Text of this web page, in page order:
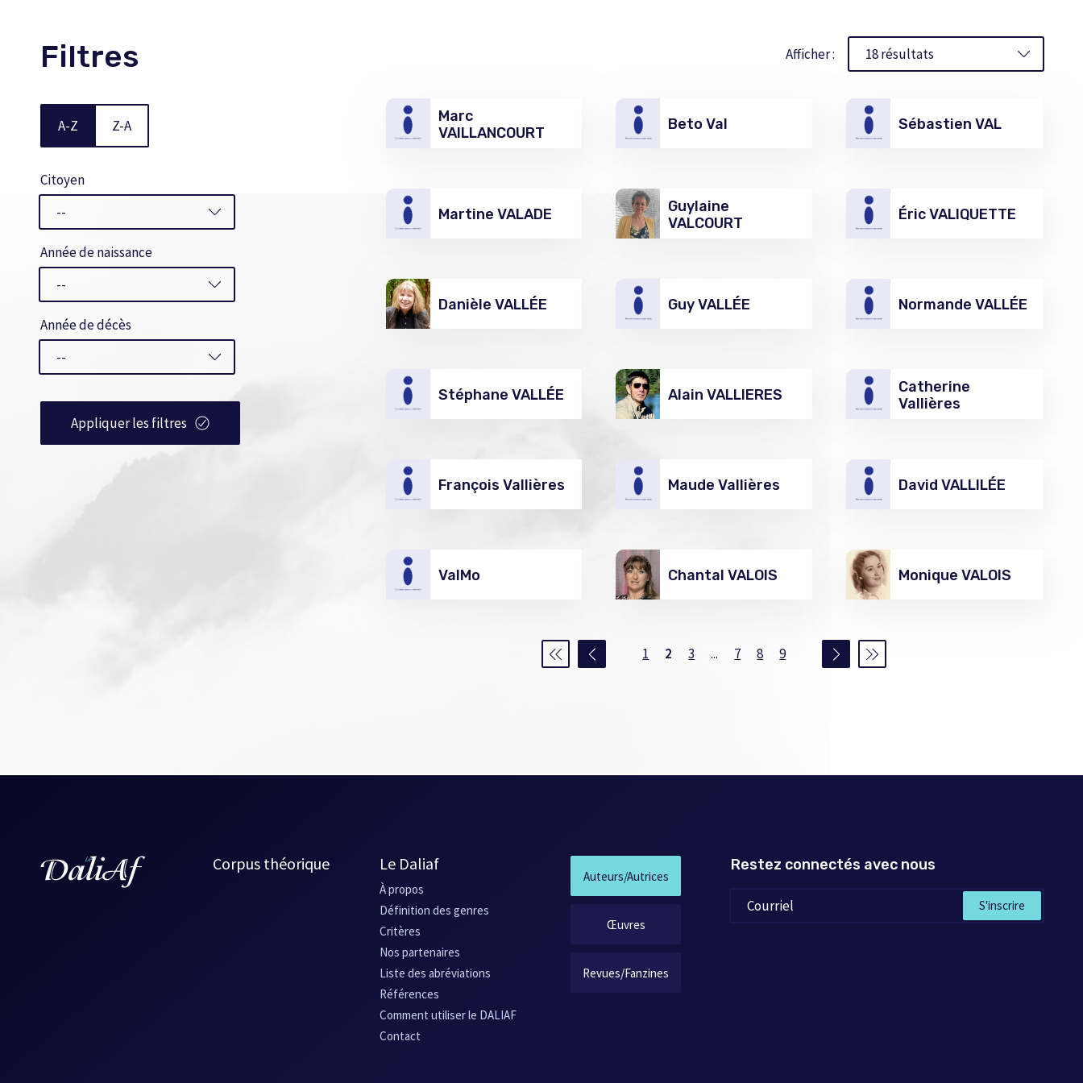
Filtres
A-Z Z-A
Citoyen
Année de naissance
Année de décès
Appliquer les filtres
Afficher :
Marc
VAILLANCOURT
Beto Val Sébastien VAL
Martine VALADE
Guylaine
VALCOURT
Éric VALIQUETTE
Danièle VALLÉE Guy VALLÉE Normande VALLÉE
Stéphane VALLÉE Alain VALLIERES
Catherine
Vallières
François Vallières Maude Vallières David VALLILÉE
ValMo Chantal VALOIS Monique VALOIS
1 2 3 ... 7 8 9
Corpus théorique Le Daliaf
À propos
Définition des genres
Critères
Nos partenaires
Liste des abréviations
Références
Comment utiliser le DALIAF
Contact
Auteurs/Autrices
Œuvres
Revues/Fanzines
Restez connectés avec nous
S'inscrire